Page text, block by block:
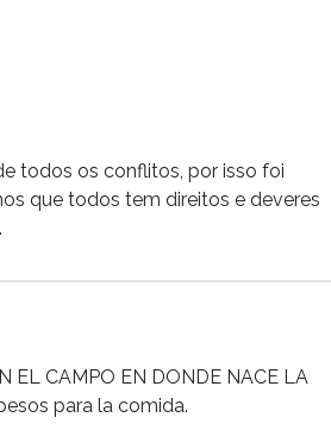
todos os conflitos, por isso foi
que todos tem direitos e deveres
EL CAMPO EN DONDE NACE LA
para la comida.